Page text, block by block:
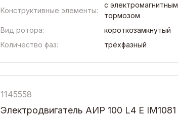
Конструктивные элементы:
с электромагнитным
тормозом
Вид ротора:
короткозамкнутый
Количество фаз:
трёхфазный
1145558
Электродвигатель АИР 100 L4 Е IM1081